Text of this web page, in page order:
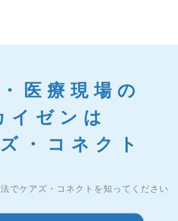
医療現場の
イゼンは
・コネクト
でケアズ・コネクトを知ってください